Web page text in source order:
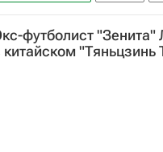
футболист "Зенита"
китайском